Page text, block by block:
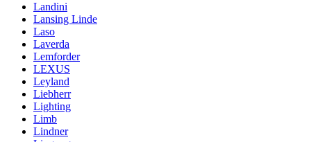
Landini
Lansing Linde
Laso
Laverda
Lemforder
LEXUS
Leyland
Liebherr
Lighting
Limb
Lindner